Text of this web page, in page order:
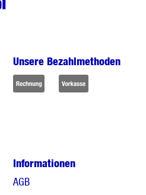
Unsere Bezahlmethoden
Informationen
AGB